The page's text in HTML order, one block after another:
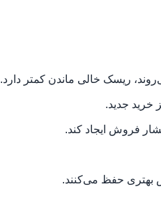
ریسک خالی ماندن کمتر دارد.
خرید جدید.
فروش ایجاد کند.
بهتری حفظ می‌کنند.